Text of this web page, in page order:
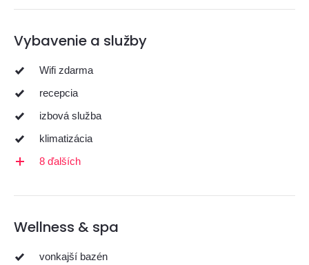
Vybavenie a služby
Wifi zdarma
recepcia
izbová služba
klimatizácia
8 ďalších
Wellness & spa
vonkajší bazén